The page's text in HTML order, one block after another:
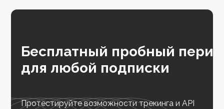
Бесплатный пробный
для любой подписки
Протестируйте возможности трекинга и API